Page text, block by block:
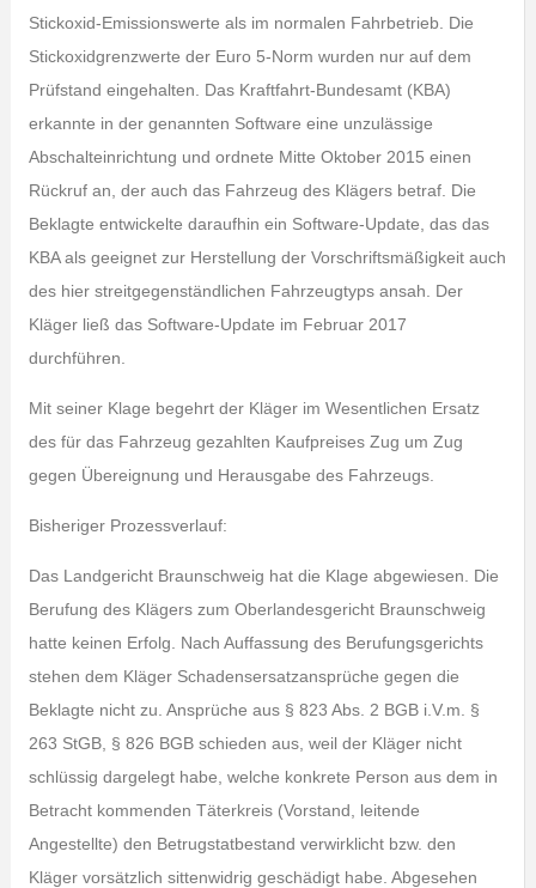
Stickoxid-Emissionswerte als im normalen Fahrbetrieb. Die
Stickoxidgrenzwerte der Euro 5-Norm wurden nur auf dem
Prüfstand eingehalten. Das Kraftfahrt-Bundesamt (KBA)
erkannte in der genannten Software eine unzulässige
Abschalteinrichtung und ordnete Mitte Oktober 2015 einen
Rückruf an, der auch das Fahrzeug des Klägers betraf. Die
Beklagte entwickelte daraufhin ein Software-Update, das das
KBA als geeignet zur Herstellung der Vorschriftsmäßigkeit auch
des hier streitgegenständlichen Fahrzeugtyps ansah. Der
Kläger ließ das Software-Update im Februar 2017
durchführen.
Mit seiner Klage begehrt der Kläger im Wesentlichen Ersatz
des für das Fahrzeug gezahlten Kaufpreises Zug um Zug
gegen Übereignung und Herausgabe des Fahrzeugs.
Bisheriger Prozessverlauf:
Das Landgericht Braunschweig hat die Klage abgewiesen. Die
Berufung des Klägers zum Oberlandesgericht Braunschweig
hatte keinen Erfolg. Nach Auffassung des Berufungsgerichts
stehen dem Kläger Schadensersatzansprüche gegen die
Beklagte nicht zu. Ansprüche aus § 823 Abs. 2 BGB i.V.m. §
263 StGB, § 826 BGB schieden aus, weil der Kläger nicht
schlüssig dargelegt habe, welche konkrete Person aus dem in
Betracht kommenden Täterkreis (Vorstand, leitende
Angestellte) den Betrugstatbestand verwirklicht bzw. den
Kläger vorsätzlich sittenwidrig geschädigt habe. Abgesehen